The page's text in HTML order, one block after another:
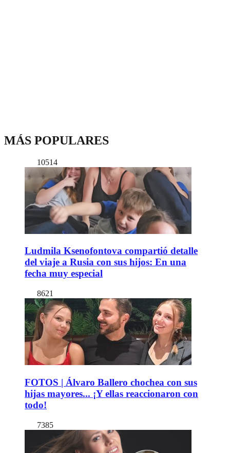
MÁS POPULARES
10514
Ludmila Ksenofontova compartió detalle
del viaje a Rusia con sus hijos: En una
fecha muy especial
8621
FOTOS | Álvaro Ballero chochea con sus
hijas mayores... ¡Y ellas reaccionaron con
todo!
7385